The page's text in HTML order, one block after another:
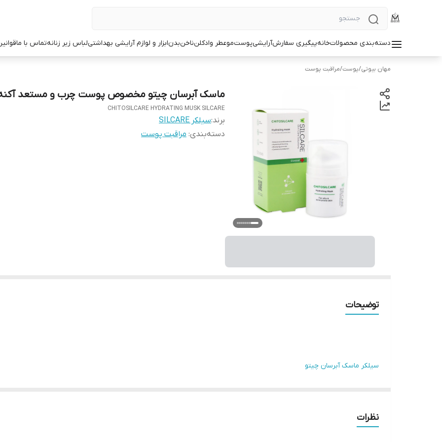
دسته‌بندی محصولاتخانهپیگیری سفارشآرایشیپوستموعطر وادکلنناخنبدنابزار و لوازم آرایشی بهداشتیلباس زیر زنانهتماس با ما
مهان بیوتی/پوست/مراقبت پوست
ماسک آبرسان چیتو مخصوص پوست چرب و مستعد آکنه
CHITOSILCARE HYDRATING MUSK SILCARE
برند:سیلکر SILCARE
دسته‌بندی: مراقبت پوست
توضیحات
سیلکر ماسک آبرسان چیتو
برطرف کننده التهاب و قرمزی آکنه ها
کاهش دهنده و از بین برنده باکتری های مولد آکنه
نظرات